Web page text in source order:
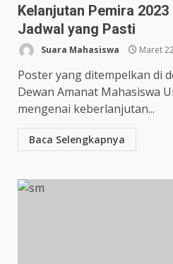
Kelanjutan Pemira
Jadwal yang Pasti
Suara Mahasiswa Maret
Poster yang ditempelkan di
Dewan Amanat Mahasiswa
mengenai keberlanjutan...
Baca Selengkapnya